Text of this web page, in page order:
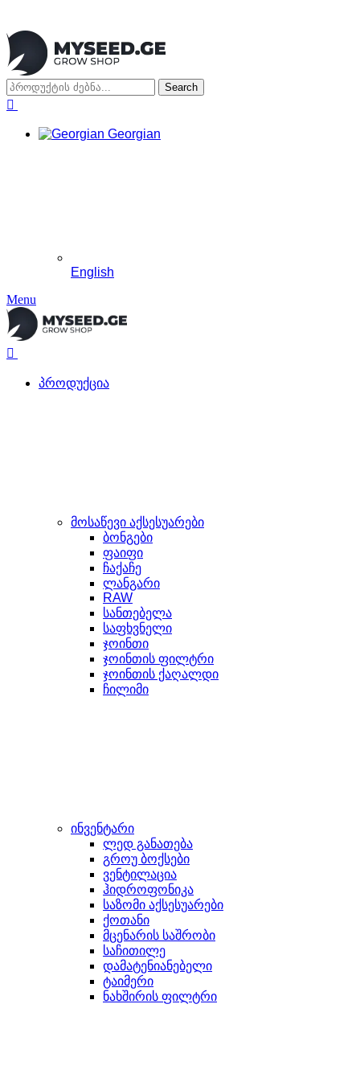
Search
Georgian
English
Menu
პროდუქცია
მოსაწევი აქსესუარები
ბონგები
ფაიფი
ჩაქაჩე
ლანგარი
RAW
სანთებელა
საფხვნელი
ჯოინთი
ჯოინთის ფილტრი
ჯოინთის ქაღალდი
ჩილიმი
ინვენტარი
ლედ განათება
გროუ ბოქსები
ვენტილაცია
ჰიდროფონიკა
საზომი აქსესუარები
ქოთანი
მცენარის საშრობი
საჩითილე
დამატენიანებელი
ტაიმერი
ნახშირის ფილტრი